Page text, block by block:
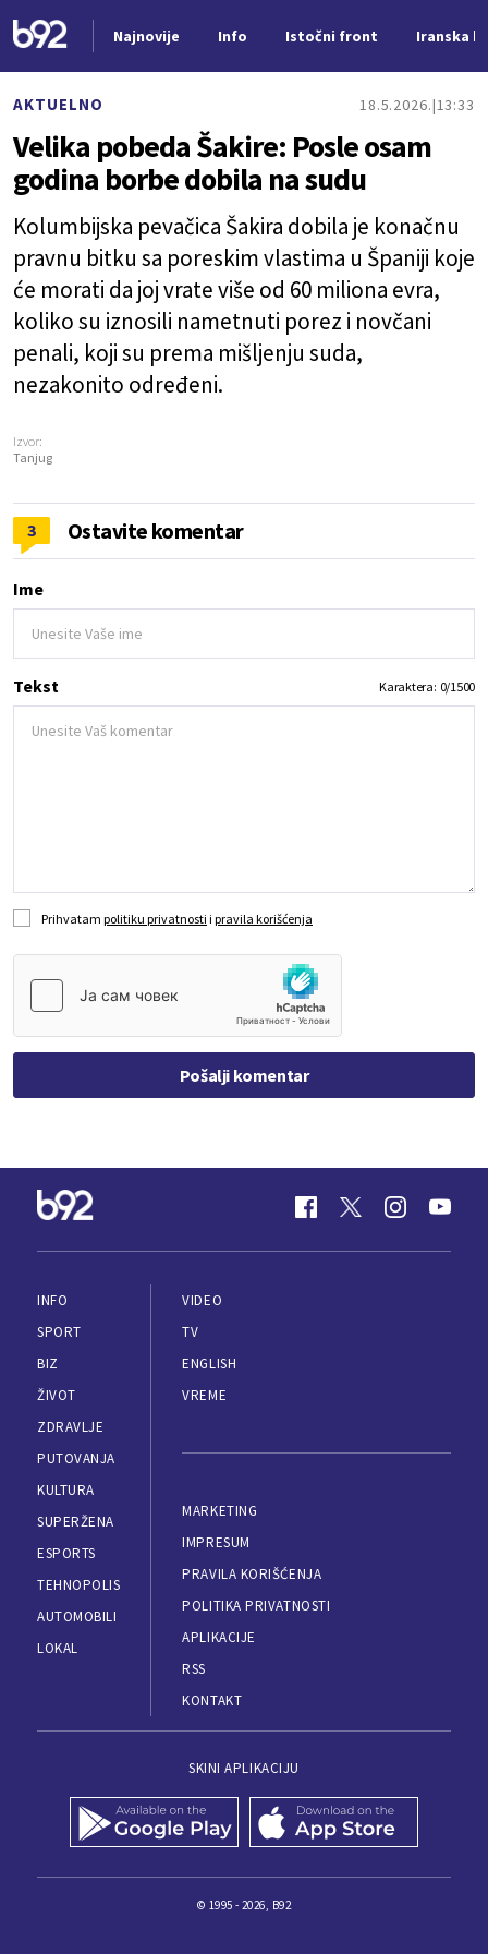
Najnovije Info Istočni front Iranska
AKTUELNO 18.5.2026. 13:33
Velika pobeda Šakire: Posle osam
godina borbe dobila na sudu
Kolumbijska pevačica Šakira dobila je konačnu
pravnu bitku sa poreskim vlastima u Španiji koje
će morati da joj vrate više od 60 miliona evra,
koliko su iznosili nametnuti porez i novčani
penali, koji su prema mišljenju suda,
nezakonito određeni.
Izvor:
Tanjug
3 Ostavite komentar
Ime
Tekst Karaktera: 0/1500
Prihvatam politiku privatnosti i pravila korišćenja
Pošalji komentar
INFO
SPORT
BIZ
ŽIVOT
ZDRAVLJE
PUTOVANJA
KULTURA
SUPERŽENA
ESPORTS
TEHNOPOLIS
AUTOMOBILI
LOKAL
VIDEO
TV
ENGLISH
VREME
MARKETING
IMPRESUM
PRAVILA KORIŠĆENJA
POLITIKA PRIVATNOSTI
APLIKACIJE
RSS
KONTAKT
SKINI APLIKACIJU
© 1995 - 2026, B92